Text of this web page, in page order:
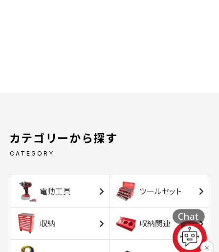
カテゴリーから探す
CATEGORY
電動工具 ツールセット
収納 収納関連